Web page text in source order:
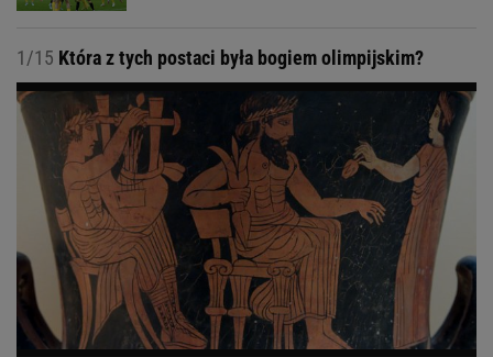
1/15 Która z tych postaci była bogiem olimpijskim?